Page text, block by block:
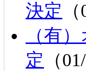
決定
（有
定 （